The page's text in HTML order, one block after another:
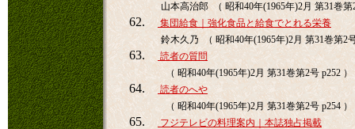
山本高治郎 （ 昭和40年(1965年)2月 第31巻第
62.
集団給食｜強化食品と給食でとれる栄養
鈴木久乃 （ 昭和40年(1965年)2月 第31巻第2
63.
読者の質問
（ 昭和40年(1965年)2月 第31巻第2号 p252 ）
64.
読者のへや
（ 昭和40年(1965年)2月 第31巻第2号 p254 ）
65.
フジテレビの料理案内｜本誌独占掲載